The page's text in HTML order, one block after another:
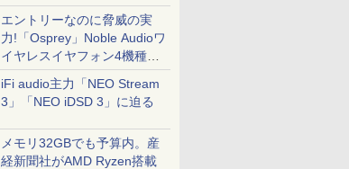
エントリーなのに脅威の実
力!「Osprey」Noble Audioワ
イヤレスイヤフォン4機種を
一気に聴く
iFi audio主力「NEO Stream
3」「NEO iDSD 3」に迫る
メモリ32GBでも予算内。産
経新聞社がAMD Ryzen搭載